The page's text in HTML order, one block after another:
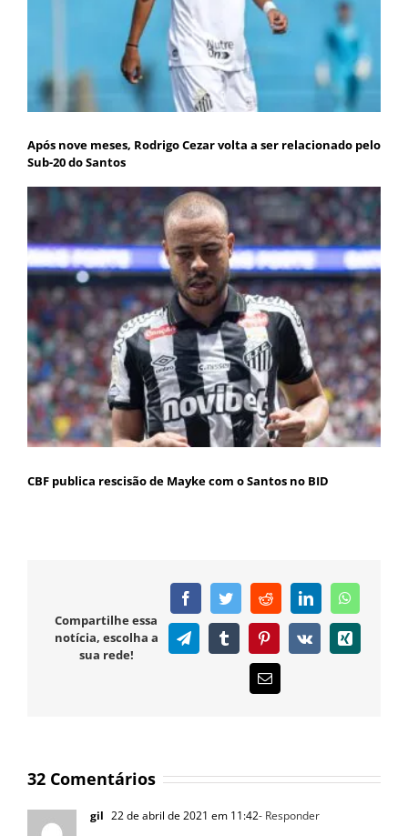
Após nove meses, Rodrigo Cezar volta a ser relacionado pelo
Sub-20 do Santos
CBF publica rescisão de Mayke com o Santos no BID
Compartilhe essa
notícia, escolha a
sua rede!
FacebookTwitterRedditLinkedIn
TelegramTumblr PinterestVk Xing
E-
mail
32 Comentários
gil 22 de abril de 2021 em 11:42- Responder